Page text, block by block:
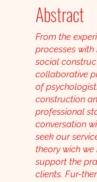
Abstract
From the
processes
social
collaborative
of
construction
professional
conversation
seek our
theory wich
support the
clients. Fur-